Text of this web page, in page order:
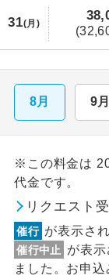
31(月)
8月 9月
※この料金は
代金です。
リクエスト
催行 が表示さ
催行中止
が表
ました。お申